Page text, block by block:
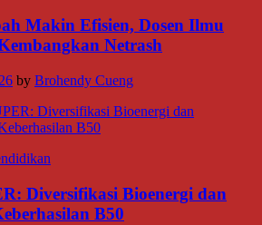
Makin Efisien, Dosen Ilmu
Netrash
by Brohendy Cueng
Diversifikasi Bioenergi dan
B50